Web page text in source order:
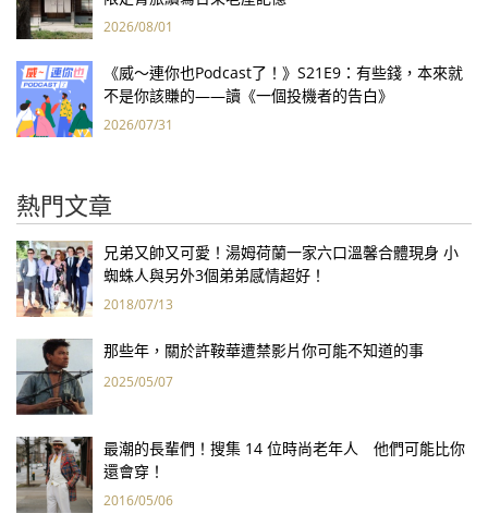
2026/08/01
《威～連你也Podcast了！》S21E9：有些錢，本來就
不是你該賺的——讀《一個投機者的告白》
2026/07/31
熱門文章
兄弟又帥又可愛！湯姆荷蘭一家六口溫馨合體現身 小
蜘蛛人與另外3個弟弟感情超好！
2018/07/13
那些年，關於許鞍華遭禁影片你可能不知道的事
2025/05/07
最潮的長輩們！搜集 14 位時尚老年人 他們可能比你
還會穿！
2016/05/06